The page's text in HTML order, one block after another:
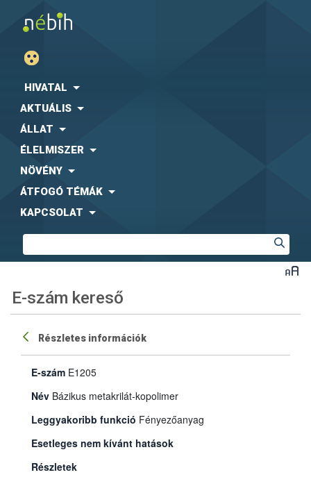
HIVATAL
AKTUÁLIS
ÁLLAT
ÉLELMISZER
NÖVÉNY
ÁTFOGÓ TÉMÁK
KAPCSOLAT
E-szám kereső
Részletes információk
E-szám E1205
Név Bázikus metakrilát-kopolimer
Leggyakoribb funkció Fényezőanyag
Esetleges nem kívánt hatások
Részletek